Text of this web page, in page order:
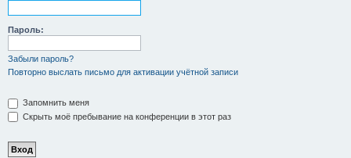
Пароль:
Забыли пароль?
Повторно выслать письмо для активации учётной записи
Запомнить меня
Скрыть моё пребывание на конференции в этот раз